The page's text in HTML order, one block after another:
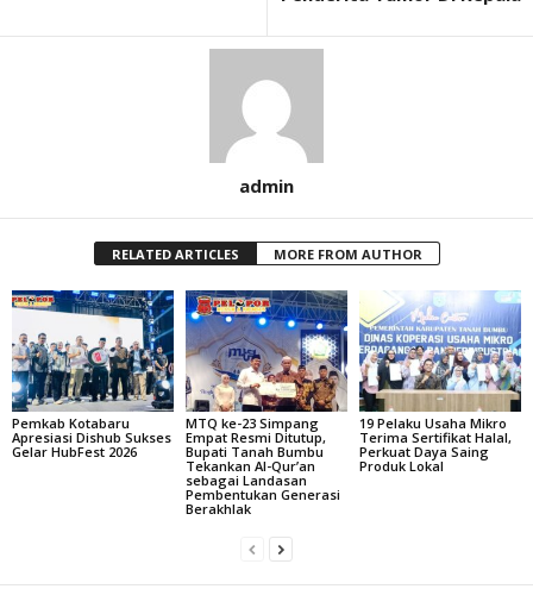
admin
RELATED ARTICLES MORE FROM AUTHOR
Pemkab Kotabaru
Apresiasi Dishub Sukses
Gelar HubFest 2026
MTQ ke-23 Simpang
Empat Resmi Ditutup,
Bupati Tanah Bumbu
Tekankan Al-Qur’an
sebagai Landasan
Pembentukan Generasi
Berakhlak
19 Pelaku Usaha Mikro
Terima Sertifikat Halal,
Perkuat Daya Saing
Produk Lokal